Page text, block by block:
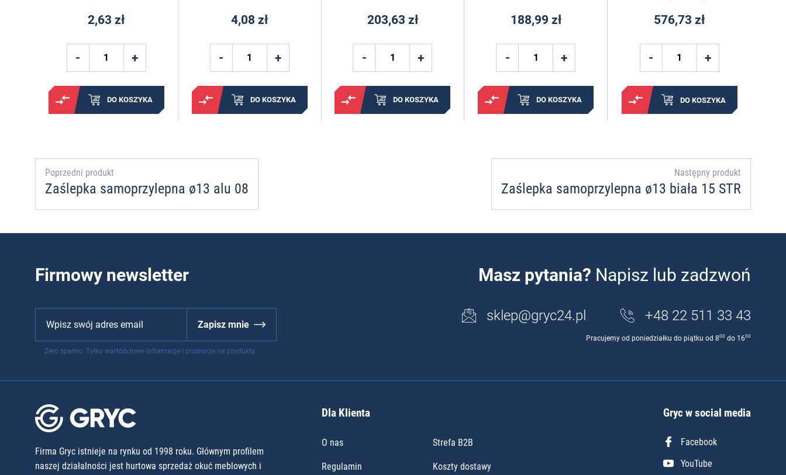
2,63 zł
DO KOSZYKA
4,08 zł
DO KOSZYKA
203,63 zł
DO KOSZYKA
188,99 zł
DO KOSZYKA
576,73 zł
DO KOSZYKA
Poprzedni produkt
Zaślepka samoprzylepna ø13 alu 08
Następny produkt
Zaślepka samoprzylepna ø13 biała 15 STR
Masz pytania? Napisz lub zadzwoń
sklep@gryc24.pl +48 22 511 33 43
Pracujemy od poniedziałku do piątku od 800 do 1600
Firmowy newsletter
Zapisz mnie
Zero spamu. Tylko wartościowe informacje i promocje na produkty.
Firma Gryc istnieje na rynku od 1998 roku. Głównym profilem
naszej działalności jest hurtowa sprzedaż okuć meblowych i
Dla Klienta
O nas
Regulamin
Strefa B2B
Koszty dostawy
Gryc w social media
Facebook
YouTube